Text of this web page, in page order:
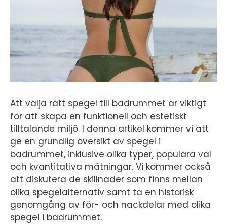
Att välja rätt spegel till badrummet är viktigt
för att skapa en funktionell och estetiskt
tilltalande miljö. I denna artikel kommer vi att
ge en grundlig översikt av spegel i
badrummet, inklusive olika typer, populära val
och kvantitativa mätningar. Vi kommer också
att diskutera de skillnader som finns mellan
olika spegelalternativ samt ta en historisk
genomgång av för- och nackdelar med olika
spegel i badrummet.